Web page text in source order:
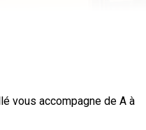
vous accompagne de A à